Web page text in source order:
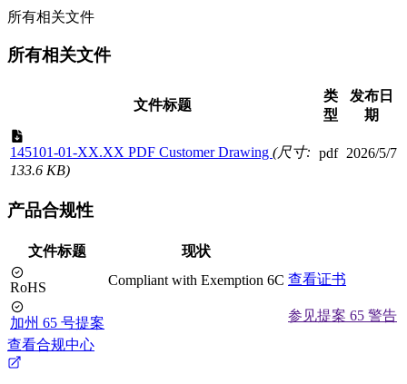
所有相关文件
所有相关文件
文件标题
类
型
发布日
期
145101-01-XX.XX PDF Customer Drawing (尺寸:
133.6 KB)
pdf 2026/5/7
产品合规性
文件标题 现状
RoHS Compliant with Exemption 6C 查看证书
加州 65 号提案
参见提案 65 警告
查看合规中心